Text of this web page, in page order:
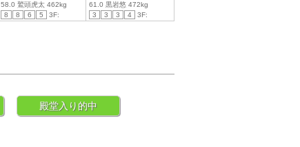
58.0 鷲頭虎太 462kg
8
8 6 5 3F:
61.0 黒岩悠 472kg
3
3 3 4 3F:
殿堂入り的中